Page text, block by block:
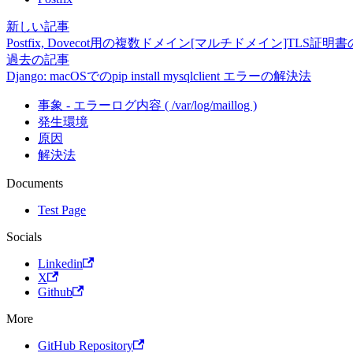
新しい記事
Postfix, Dovecot用の複数ドメイン[マルチドメイン]TLS証明
過去の記事
Django: macOSでのpip install mysqlclient エラーの解決法
事象 - エラーログ内容 ( /var/log/maillog )
発生環境
原因
解決法
Documents
Test Page
Socials
Linkedin
X
Github
More
GitHub Repository